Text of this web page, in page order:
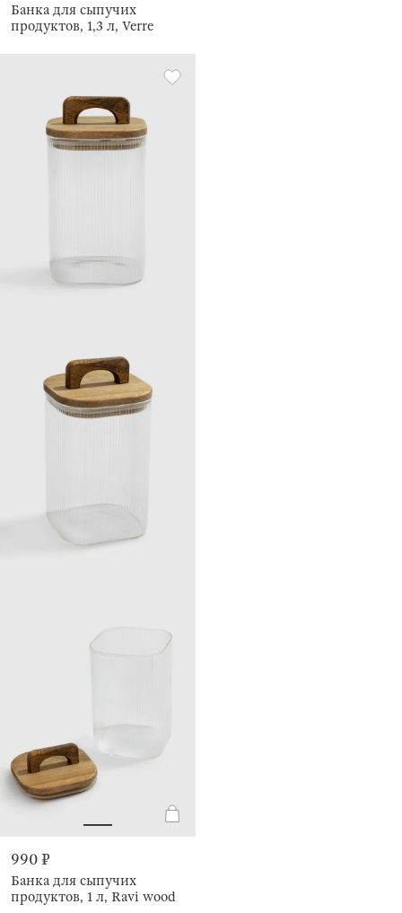
Банка для сыпучих
продуктов, 1,3 л, Verre
990 ₽
Банка для сыпучих
продуктов, 1 л, Ravi wood